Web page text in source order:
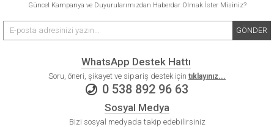
Güncel Kampanya ve Duyurularımızdan Haberdar Olmak İster Misiniz?
GÖNDER
WhatsApp Destek Hattı
Soru, öneri, şikayet ve sipariş destek için tıklayınız...
0 538 892 96 63
Sosyal Medya
Bizi sosyal medyada takip edebilirsiniz